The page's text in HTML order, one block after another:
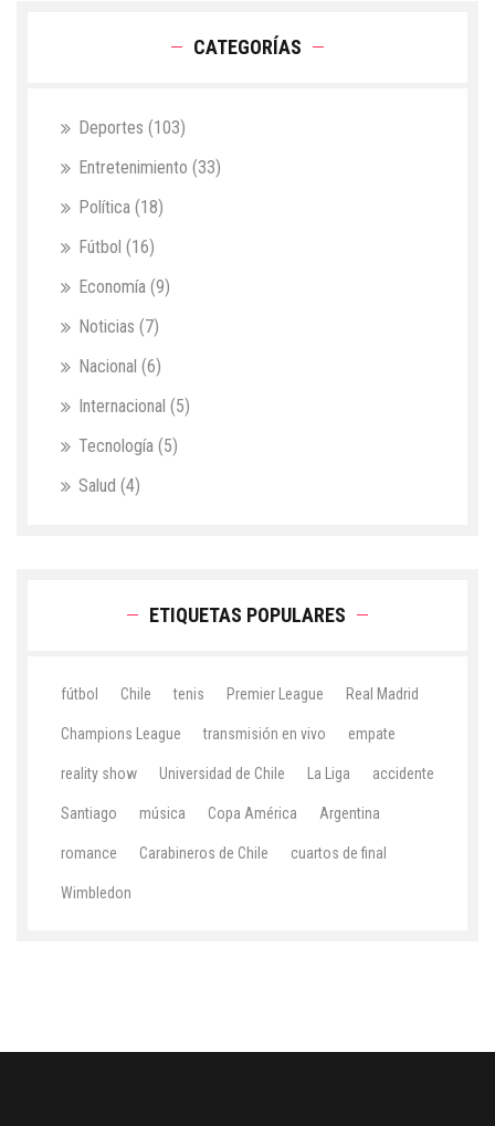
CATEGORÍAS
Deportes (103)
Entretenimiento (33)
Política (18)
Fútbol (16)
Economía (9)
Noticias (7)
Nacional (6)
Internacional (5)
Tecnología (5)
Salud (4)
ETIQUETAS POPULARES
fútbol Chile tenis Premier League Real Madrid
Champions League transmisión en vivo empate
reality show Universidad de Chile La Liga accidente
Santiago música Copa América Argentina
romance Carabineros de Chile cuartos de final
Wimbledon